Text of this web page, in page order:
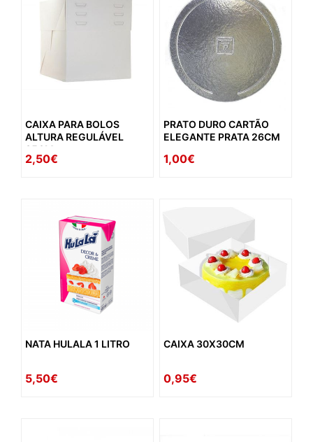
CAIXA PARA BOLOS
ALTURA REGULÁVEL
35CM
2,50€
PRATO DURO CARTÃO
ELEGANTE PRATA 26CM
1,00€
NATA HULALA 1 LITRO
5,50€
CAIXA 30X30CM
0,95€